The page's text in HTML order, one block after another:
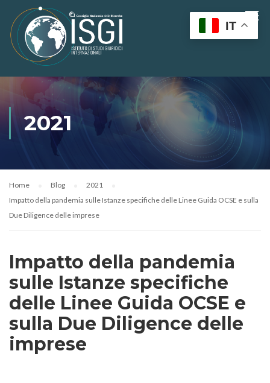
2021
Home Blog
2021
Impatto della pandemia sulle Istanze specifiche delle Linee Guida OCSE e sulla
Due Diligence delle imprese
Impatto della pandemia
sulle Istanze specifiche
delle Linee Guida OCSE e
sulla Due Diligence delle
imprese
IT